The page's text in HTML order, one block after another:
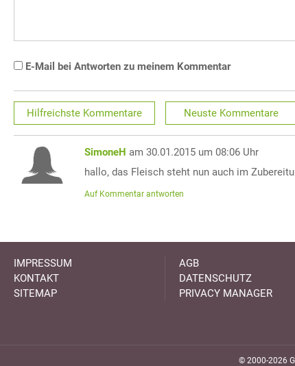
E-Mail bei Antworten zu meinem Kommentar
Hilfreichste Kommentare Neuste Kommentare
SimoneH am 30.01.2015 um 08:06 Uhr
hallo, das Fleisch steht nun auch im
Auf Kommentar antworten
IMPRESSUM
KONTAKT
SITEMAP
AGB
DATENSCHUTZ
PRIVACY MANAGER
© 2000-2026